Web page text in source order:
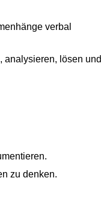
verbal
analysieren, lösen und
zu denken.